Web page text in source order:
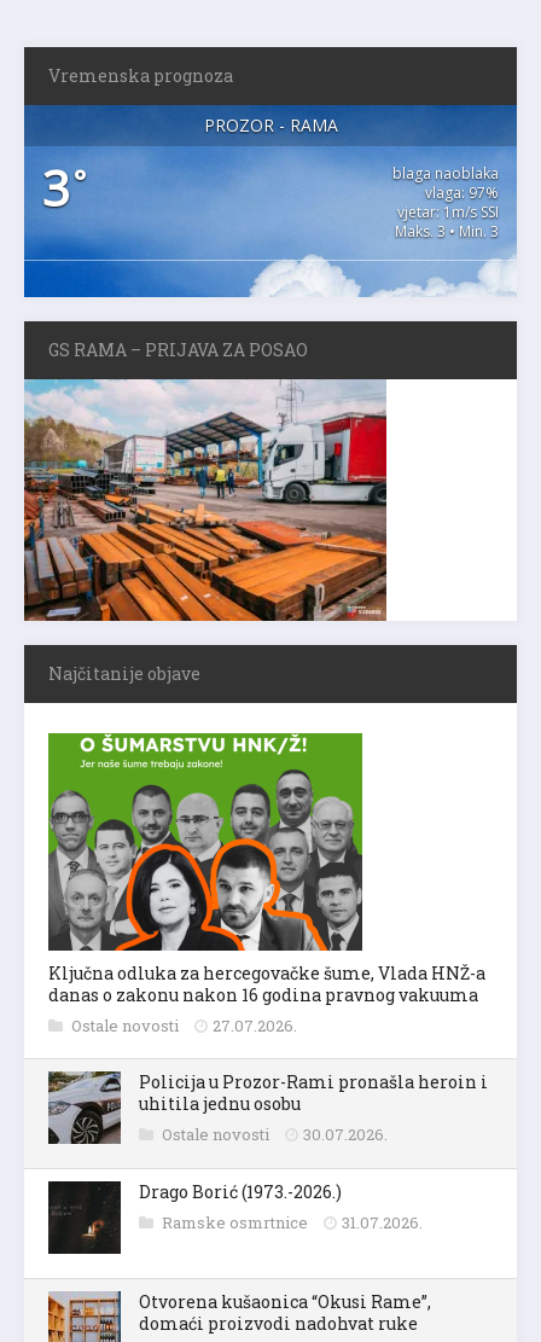
Vremenska prognoza
PROZOR - RAMA
3°
blaga naoblaka
vlaga: 97%
vjetar: 1m/s SSI
Maks. 3 • Min. 3
GS RAMA – PRIJAVA ZA POSAO
Najčitanije objave
Ključna odluka za hercegovačke šume, Vlada HNŽ-a
danas o zakonu nakon 16 godina pravnog vakuuma
Ostale novosti 27.07.2026.
Policija u Prozor-Rami pronašla heroin i
uhitila jednu osobu
Ostale novosti 30.07.2026.
Drago Borić (1973.-2026.)
Ramske osmrtnice 31.07.2026.
Otvorena kušaonica “Okusi Rame”,
domaći proizvodi nadohvat ruke